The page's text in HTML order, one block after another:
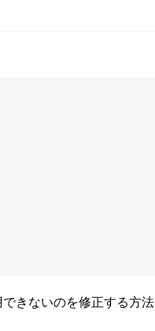
きないのを修正する方法